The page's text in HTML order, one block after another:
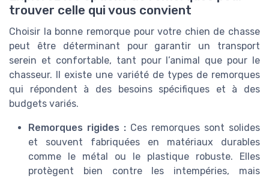
trouver celle qui vous convient
Choisir la bonne remorque pour votre chien de chasse
peut être déterminant pour garantir un transport
serein et confortable, tant pour l’animal que pour le
chasseur. Il existe une variété de types de remorques
qui répondent à des besoins spécifiques et à des
budgets variés.
Remorques rigides : Ces remorques sont solides
et souvent fabriquées en matériaux durables
comme le métal ou le plastique robuste. Elles
protègent bien contre les intempéries, mais